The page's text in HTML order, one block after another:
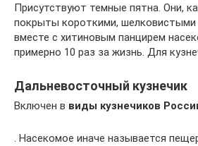
Присутствуют темные пятна. Они,
покрыты короткими, шелковистыми
вместе с хитиновым панцирем
примерно 10 раз за жизнь. Для
Дальневосточный кузнечик
Включен в виды кузнечиков
. Насекомое иначе называется